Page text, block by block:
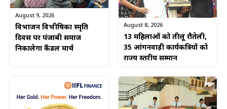
August 9, 2026
विभाजन विभीषिका स्मृति
दिवस पर पंजाबी समाज
निकालेगा कैंडल मार्च
August 8, 2026
13 महिलाओं को तीलू रौतेली,
35 आंगनवाड़ी कार्यकत्रियों को
राज्य स्तरीय सम्मान